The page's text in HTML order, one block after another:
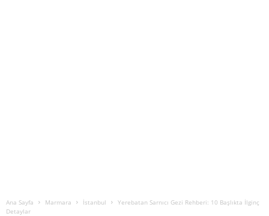
Ana Sayfa Marmara İstanbul
Yerebatan Sarnıcı Gezi Rehberi: 10 Başlıkta İlginç
Detaylar